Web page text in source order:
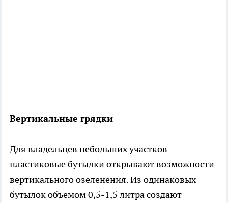
Вертикальные грядки
Для владельцев небольших участков
пластиковые бутылки открывают возможности
вертикального озеленения. Из одинаковых
бутылок объемом 0,5-1,5 литра создают